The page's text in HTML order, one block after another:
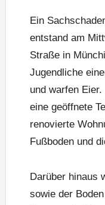
Ein
entstand am
Straße in
Jugendliche
und warfen
eine geöffnete
renovierte
Fußboden und
Darüber hinaus
sowie der